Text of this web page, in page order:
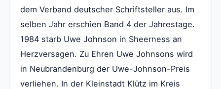
dem Verband deutscher Schriftsteller aus. Im
selben Jahr erschien Band 4 der Jahrestage.
1984 starb Uwe Johnson in Sheerness an
Herzversagen. Zu Ehren Uwe Johnsons wird
in Neubrandenburg der Uwe-Johnson-Preis
verliehen. In der Kleinstadt Klütz im Kreis